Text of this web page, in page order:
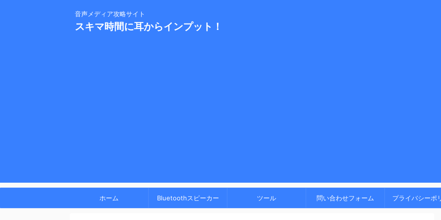
音声メディア攻略サイト
スキマ時間に耳からインプット！
ホーム Bluetoothスピーカー ツール 問い合わせフォーム プライバシーポ